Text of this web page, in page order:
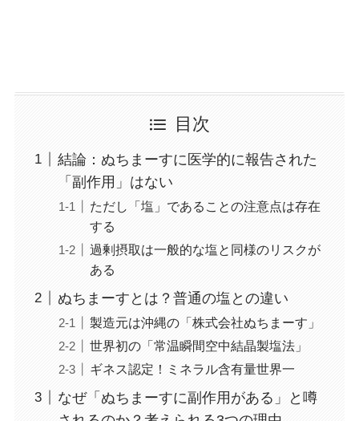
目次
結論：ぬちまーすに医学的に報告された
「副作用」はない
ただし「塩」であることの注意点は存在
する
過剰摂取は一般的な塩と同様のリスクが
ある
ぬちまーすとは？普通の塩との違い
製造元は沖縄の「株式会社ぬちまーす」
世界初の「常温瞬間空中結晶製塩法」
ギネス認定！ミネラル含有量世界一
なぜ「ぬちまーすに副作用がある」と噂